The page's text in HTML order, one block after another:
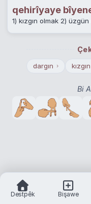
qehirîyaye
1) kızgın olmak 2)
dargın ›
Bi
Destpêk Bişawe